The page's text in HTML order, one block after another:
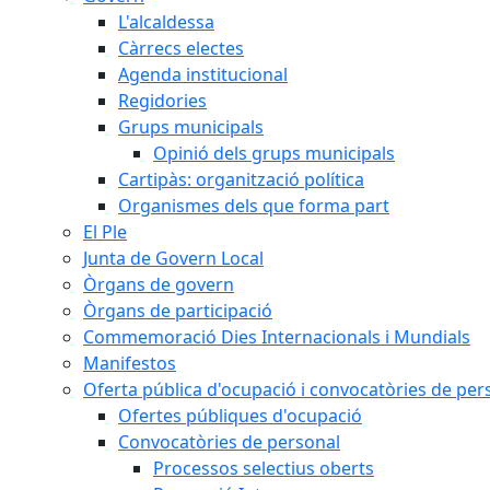
L'alcaldessa
Càrrecs electes
Agenda institucional
Regidories
Grups municipals
Opinió dels grups municipals
Cartipàs: organització política
Organismes dels que forma part
El Ple
Junta de Govern Local
Òrgans de govern
Òrgans de participació
Commemoració Dies Internacionals i Mundials
Manifestos
Oferta pública d'ocupació i convocatòries de
Ofertes públiques d'ocupació
Convocatòries de personal
Processos selectius oberts